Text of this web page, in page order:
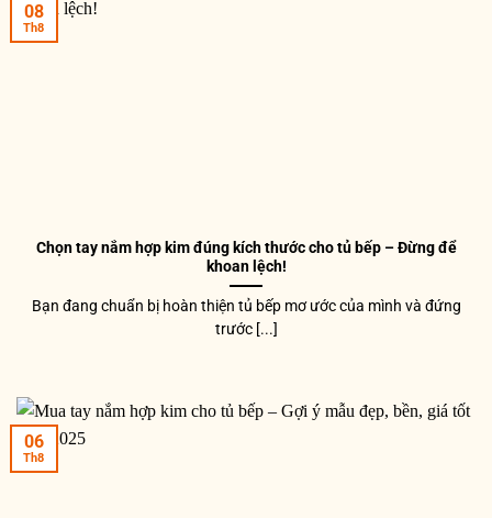
Chọn tay nắm hợp kim đúng kích thước cho tủ bếp – Đừng để
khoan lệch!
Bạn đang chuẩn bị hoàn thiện tủ bếp mơ ước của mình và đứng
trước [...]
08
Th8
06
Th8